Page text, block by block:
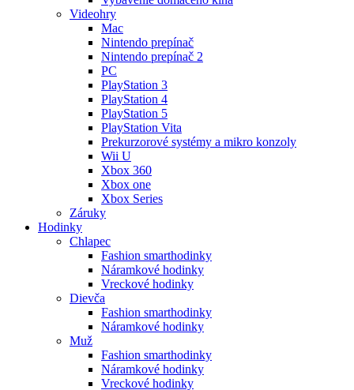
Videohry
Mac
Nintendo prepínač
Nintendo prepínač 2
PC
PlayStation 3
PlayStation 4
PlayStation 5
PlayStation Vita
Prekurzorové systémy a mikro konzoly
Wii U
Xbox 360
Xbox one
Xbox Series
Záruky
Hodinky
Chlapec
Fashion smarthodinky
Náramkové hodinky
Vreckové hodinky
Dievča
Fashion smarthodinky
Náramkové hodinky
Muž
Fashion smarthodinky
Náramkové hodinky
Vreckové hodinky